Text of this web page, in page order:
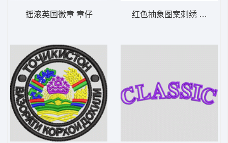
摇滚英国徽章 章仔 红色抽象图案刺绣 章仔